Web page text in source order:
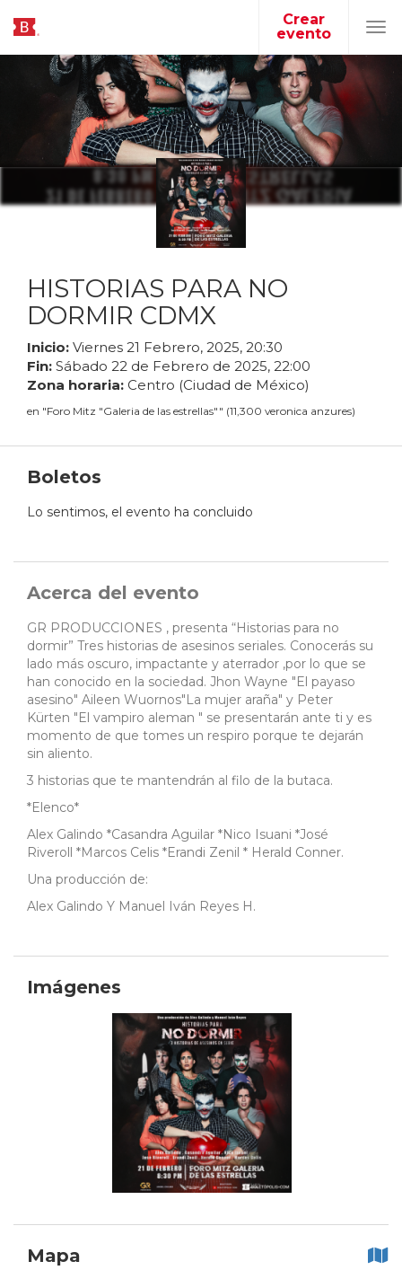
Crear
evento
HISTORIAS PARA NO
DORMIR CDMX
Inicio: Viernes 21 Febrero, 2025, 20:30
Fin: Sábado 22 de Febrero de 2025, 22:00
Zona horaria: Centro (Ciudad de México)
en "Foro Mitz "Galeria de las estrellas" " (11,300 veronica anzures)
Boletos
Lo sentimos, el evento ha concluido
Acerca del evento
GR PRODUCCIONES , presenta “Historias para no
dormir” Tres historias de asesinos seriales. Conocerás su
lado más oscuro, impactante y aterrador ,por lo que se
han conocido en la sociedad. Jhon Wayne "El payaso
asesino" Aileen Wuornos"La mujer araña" y Peter
Kürten "El vampiro aleman " se presentarán ante ti y es
momento de que tomes un respiro porque te dejarán
sin aliento.
3 historias que te mantendrán al filo de la butaca.
*Elenco*
Alex Galindo *Casandra Aguilar *Nico Isuani *José
Riveroll *Marcos Celis *Erandi Zenil * Herald Conner.
Una producción de:
Alex Galindo Y Manuel Iván Reyes H.
Imágenes
Mapa